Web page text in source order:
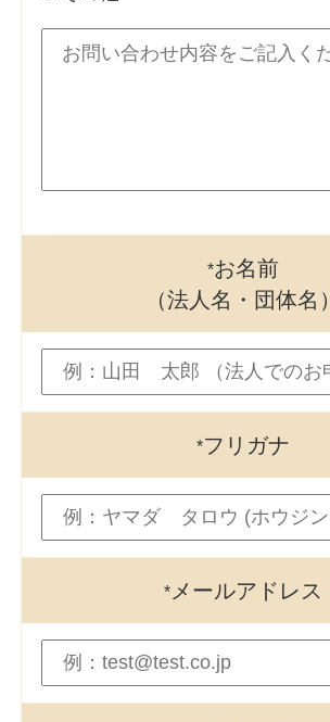
*お名前
（法人名・団体名）
*フリガナ
*メールアドレス